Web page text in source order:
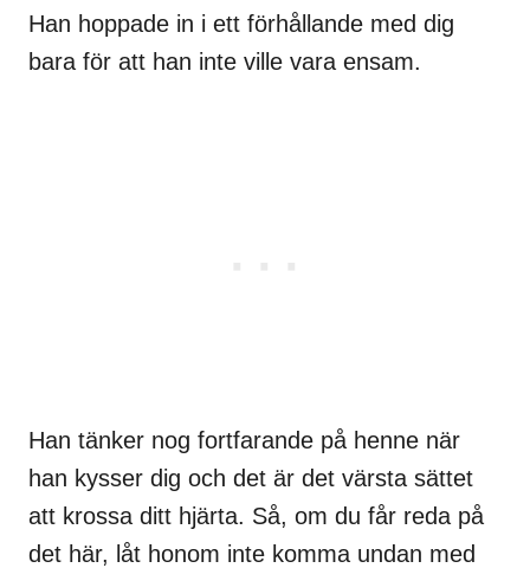
Han hoppade in i ett förhållande med dig
bara för att han inte ville vara ensam.
Han tänker nog fortfarande på henne när
han kysser dig och det är det värsta sättet
att krossa ditt hjärta. Så, om du får reda på
det här, låt honom inte komma undan med